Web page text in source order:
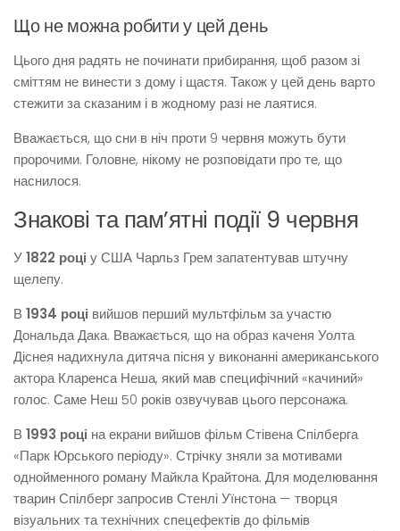
Що не можна робити у цей день
Цього дня радять не починати прибирання, щоб разом зі
сміттям не винести з дому і щастя. Також у цей день варто
стежити за сказаним і в жодному разі не лаятися.
Вважається, що сни в ніч проти 9 червня можуть бути
пророчими. Головне, нікому не розповідати про те, що
наснилося.
Знакові та пам’ятні події 9 червня
У1822 році у США Чарльз Грем запатентував штучну
щелепу.
В 1934 році вийшов перший мультфільм за участю
Дональда Дака. Вважається, що на образ каченя Уолта
Діснея надихнула дитяча пісня у виконанні американського
актора Кларенса Неша, який мав специфічний «качиний»
голос. Саме Неш 50 років озвучував цього персонажа.
В 1993 році на екрани вийшов фільм Стівена Спілберга
«Парк Юрського періоду». Стрічку зняли за мотивами
однойменного роману Майкла Крайтона. Для моделювання
тварин Спілберг запросив Стенлі Уїнстона — творця
візуальних та технічних спецефектів до фільмів